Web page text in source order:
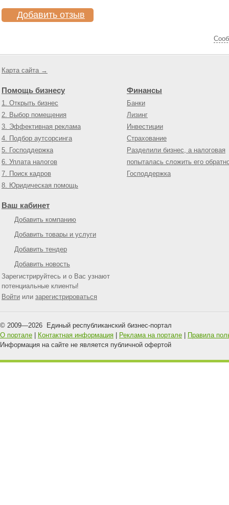
Добавить отзыв
Карта сайта →
Помощь бизнесу
1. Открыть бизнес
2. Выбор помещения
3. Эффективная реклама
4. Подбор аутсорсинга
5. Господдержка
6. Уплата налогов
7. Поиск кадров
8. Юридическая помощь
Финансы
Банки
Лизинг
Инвестиции
Страхование
Разделили бизнес, а налоговая
попыталась сложить его
Господдержка
Ваш кабинет
Добавить компанию
Добавить товары и услуги
Добавить тендер
Добавить новость
Зарегистрируйтесь и о Вас узнают
потенциальные клиенты!
Войти или зарегистрироваться
© 2009—2026 Единый республиканский бизнес-портал
О портале
Контактная информация Реклама на портале
Правила
Информация на сайте не является публичной офертой